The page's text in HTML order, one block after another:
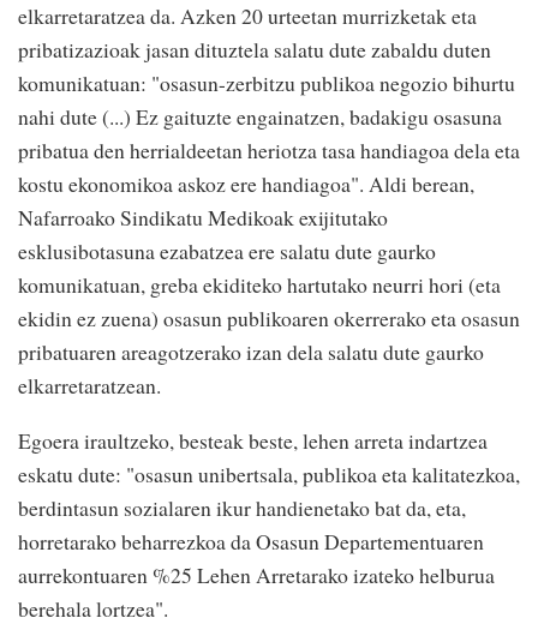
elkarretaratzea da. Azken 20 urteetan murrizketak eta
pribatizazioak jasan dituztela salatu dute zabaldu duten
komunikatuan: "osasun-zerbitzu publikoa negozio bihurtu
nahi dute (...) Ez gaituzte engainatzen, badakigu osasuna
pribatua den herrialdeetan heriotza tasa handiagoa dela eta
kostu ekonomikoa askoz ere handiagoa". Aldi berean,
Nafarroako Sindikatu Medikoak exijitutako
esklusibotasuna ezabatzea ere salatu dute gaurko
komunikatuan, greba ekiditeko hartutako neurri hori (eta
ekidin ez zuena) osasun publikoaren okerrerako eta osasun
pribatuaren areagotzerako izan dela salatu dute gaurko
elkarretaratzean.
Egoera iraultzeko, besteak beste, lehen arreta indartzea
eskatu dute: "osasun unibertsala, publikoa eta kalitatezkoa,
berdintasun sozialaren ikur handienetako bat da, eta,
horretarako beharrezkoa da Osasun Departementuaren
aurrekontuaren %25 Lehen Arretarako izateko helburua
berehala lortzea".